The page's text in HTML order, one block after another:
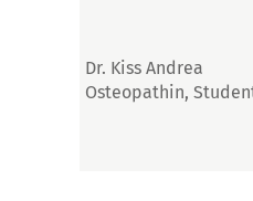
Dr. Kiss Andrea
Osteopathin,